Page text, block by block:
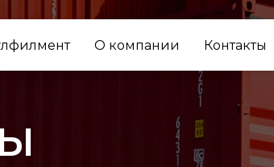
О компании Контакты